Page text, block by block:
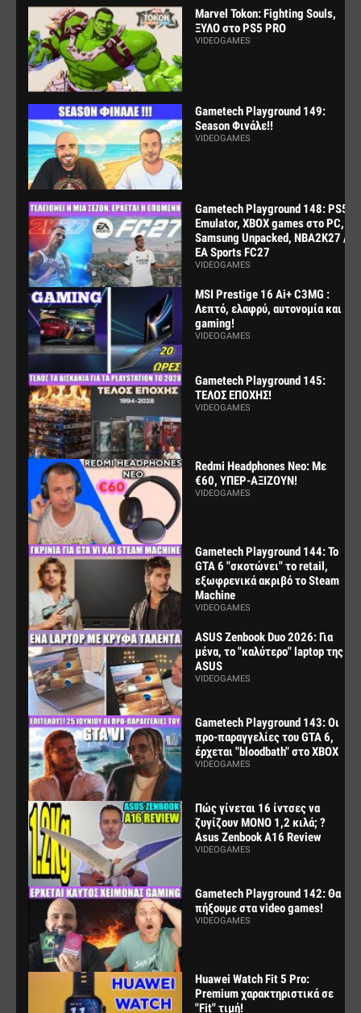
Marvel Tokon: Fighting Souls,
ΞΥΛΟ στο PS5 PRO
VIDEOGAMES
Gametech Playground 149:
Season Φινάλε!!
VIDEOGAMES
Gametech Playground 148: PS5
Emulator, XBOX games στο PC,
Samsung Unpacked, NBA2K27 /
EA Sports FC27
VIDEOGAMES
MSI Prestige 16 Ai+ C3MG :
Λεπτό, ελαφρύ, αυτονομία και
gaming!
VIDEOGAMES
Gametech Playground 145:
ΤΕΛΟΣ ΕΠΟΧΗΣ!
VIDEOGAMES
Redmi Headphones Neo: Με
€60, ΥΠΕΡ-ΑΞΙΖΟΥΝ!
VIDEOGAMES
Gametech Playground 144: Το
GTA 6 "σκοτώνει" το retail,
εξωφρενικά ακριβό το Steam
Machine
VIDEOGAMES
ASUS Zenbook Duo 2026: Για
μένα, το "καλύτερο" laptop της
ASUS
VIDEOGAMES
Gametech Playground 143: Οι
προ-παραγγελίες του GTA 6,
έρχεται "bloodbath" στο XBOX
VIDEOGAMES
Πώς γίνεται 16 ίντσες να
ζυγίζουν ΜΟΝΟ 1,2 κιλά; ?
Asus Zenbook A16 Review
VIDEOGAMES
Gametech Playground 142: Θα
πήξουμε στα video games!
VIDEOGAMES
Huawei Watch Fit 5 Pro:
Premium χαρακτηριστικά σε
"Fit" τιμή!